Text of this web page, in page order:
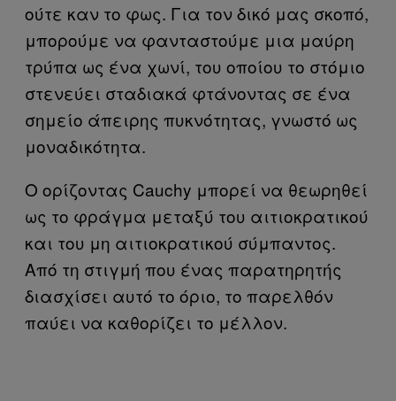
ούτε καν το φως. Για τον δικό μας σκοπό,
μπορούμε να φανταστούμε μια μαύρη
τρύπα ως ένα χωνί, του οποίου το στόμιο
στενεύει σταδιακά φτάνοντας σε ένα
σημείο άπειρης πυκνότητας, γνωστό ως
μοναδικότητα.
Ο ορίζοντας Cauchy μπορεί να θεωρηθεί
ως το φράγμα μεταξύ του αιτιοκρατικού
και του μη αιτιοκρατικού σύμπαντος.
Από τη στιγμή που ένας παρατηρητής
διασχίσει αυτό το όριο, το παρελθόν
παύει να καθορίζει το μέλλον.